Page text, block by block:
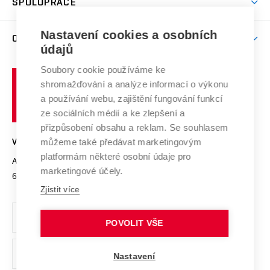
Celoživotní vzdělávání
E-přihláška
Závěrečné práce
Doktorské studium
Studium bez bariér
Podpora podnikání
Mezinárodní vědecká rada
Systém zajišťování kvality výzkumu
Výzkumné infrastruktury
Transfer znalostí
Open Science
Projekty
Projekty ze strukturálních fondů
Specifický výzkum
Zahraniční spolupráce
Spolupráce se školami
Služby univerzity
Mezinárodní dohody
Univerzitní sítě
O UNIVERZITĚ
Profil univerzity
Udržitelná univerzita
Podnikavá univerzita / ContriBUTe
Bezpečná univerzita
Vyznamenání
Organizační struktura
Ochrana osobních údajů
odkaz)
učení
technické
VYSOKÉ UČENÍ TECHNICKÉ V BRNĚ
Antonínská 548/1
602 00 Brno
www.vut.cz
vut@vutbr.cz
Nastavení cookies a osobních
údajů
Soubory cookie používáme ke
shromažďování a analýze informací o výkonu
a používání webu, zajištění fungování funkcí
ze sociálních médií a ke zlepšení a
přizpůsobení obsahu a reklam. Se souhlasem
můžeme také předávat marketingovým
platformám některé osobní údaje pro
marketingové účely.
Zjistit více
POVOLIT VŠE
Nastavení